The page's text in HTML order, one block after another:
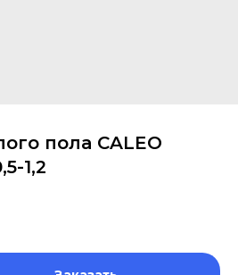
пола CALEO
1,2